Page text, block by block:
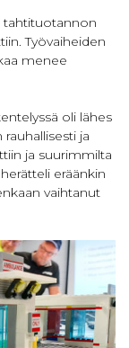
tahtituotannon
Työvaiheiden
menee
oli lähes
ja
ja suurimmilta
eräänkin
vaihtanut